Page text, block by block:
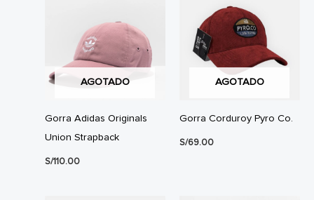
AGOTADO
Gorra Adidas Originals
Union Strapback
S/110.00
AGOTADO
Gorra Corduroy Pyro Co.
S/69.00